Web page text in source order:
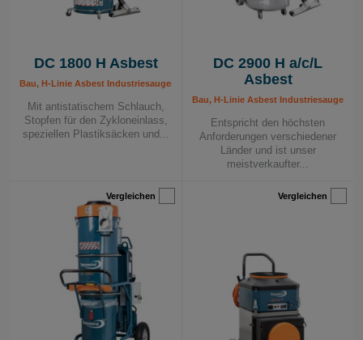
DC 1800 H Asbest
Bau, H-Linie Asbest Industriesauger, Industriesauger 230 V, Mobile
Mit antistatischem Schlauch,
Stopfen für den Zykloneinlass,
speziellen Plastiksäcken und...
DC 2900 H a/c/L
Asbest
Bau, H-Linie Asbest Industriesauger,
Entspricht den höchsten
Anforderungen verschiedener
Länder und ist unser
meistverkaufter...
Vergleichen Vergleichen